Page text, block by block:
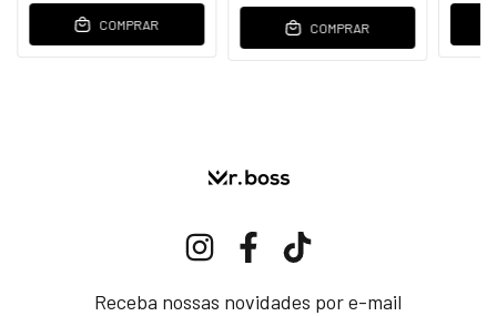
COMPRAR COMPRAR
Receba nossas novidades por e-mail